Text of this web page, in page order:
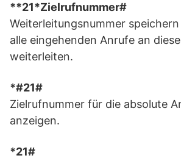
**21*Zielrufnummer#
Weiterleitungsnummer
alle eingehenden Anrufe an
weiterleiten.
*#21#
Zielrufnummer für die absolute
anzeigen.
*21#